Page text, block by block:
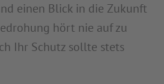
einen Blick in die Zukunft
hört nie auf zu
Ihr Schutz sollte stets